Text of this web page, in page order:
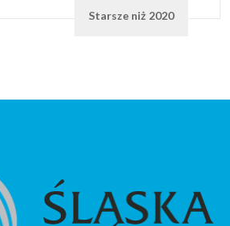
Starsze niż 2020